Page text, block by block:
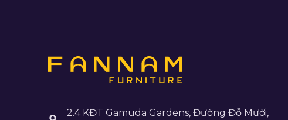
2.4 KĐT Gamuda Gardens, Đường Đỗ Mười,